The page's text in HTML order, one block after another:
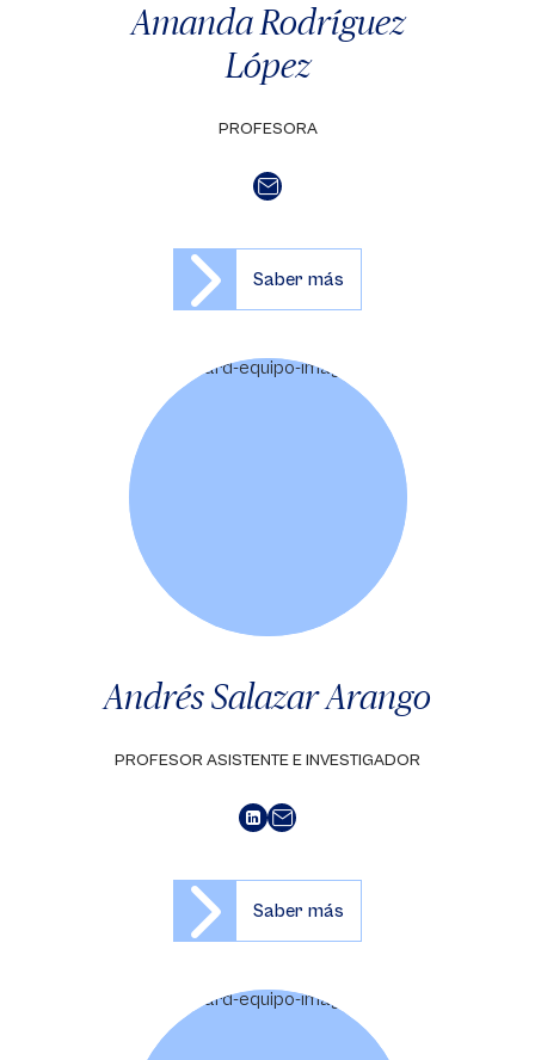
Amanda Rodríguez
López
PROFESORA
Saber más
Andrés Salazar Arango
PROFESOR ASISTENTE E INVESTIGADOR
Saber más